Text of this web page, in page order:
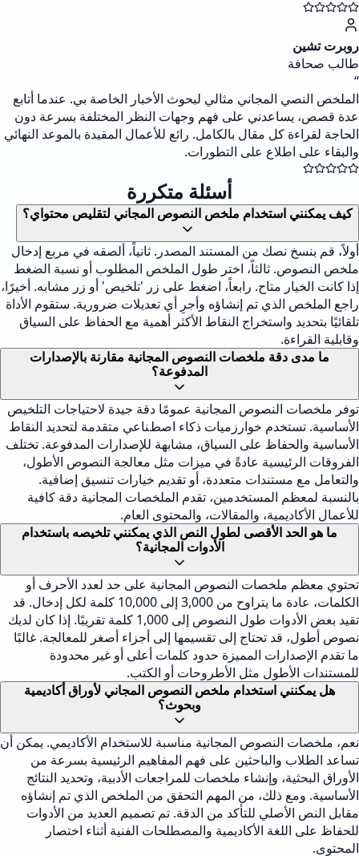
روبرت تشين
طالب صحافة
“
الملخص النصي المجاني مثالي لبحوث الأخبار الخاصة بي. عندما أتابع
عدة قصص، يساعدني على فهم وجهات النظر المختلفة بسرعة دون
الحاجة لقراءة كل مقال بالكامل. رائع للأعمال المقيدة بالموعد النهائي
والبقاء على اطلاع على التطورات.
أسئلة متكررة
كيف يمكنني استخدام ملخص النصوص المجاني لتقليص محتواي؟
أولاً، قم بنسخ نصك من المستند المصدر. ثانياً، ألصقه في مربع إدخال
ملخص النصوص. ثالثاً، اختر طول الملخص المطلوب أو نسبة الضغط
إذا كانت الخيار متاح. رابعاً، اضغط على زر 'تلخيص' أو زر مشابه. أخيرًا،
راجع الملخص الذي تم إنشاؤه وأجرِ أي تعديلات ضرورية. ستقوم الأداة
تلقائيًا بتحديد واستخراج النقاط الأكثر أهمية مع الحفاظ على السياق
وقابلية القراءة.
ما مدى دقة ملخصات النصوص المجانية مقارنة بالإصدارات
المدفوعة؟
توفر ملخصات النصوص المجانية عمومًا دقة جيدة لاحتياجات التلخيص
الأساسية. تستخدم خوارزميات ذكاء اصطناعي متقدمة لتحديد النقاط
الأساسية والحفاظ على السياق، مشابهة للإصدارات المدفوعة. تختلف
الفروقات الرئيسية عادةً في ميزات مثل معالجة النصوص الأطول،
والتعامل مع مستندات متعددة، أو تقديم خيارات تنسيق إضافية.
بالنسبة لمعظم المستخدمين، تقدم الملخصات المجانية دقة كافية
للأعمال الأكاديمية، والمقالات، والمحتوى العام.
ما هو الحد الأقصى لطول النص الذي يمكنني تلخيصه باستخدام
الأدوات المجانية؟
تحتوي معظم ملخصات النصوص المجانية على حد لعدد الأحرف أو
الكلمات، عادة ما يتراوح من 3,000 إلى 10,000 كلمة لكل إدخال. قد
تقيد بعض الأدوات طول النصوص إلى 1,000 كلمة تقريبًا. إذا كان لديك
نصوص أطول، قد تحتاج إلى تقسيمها إلى أجزاء أصغر للمعالجة. غالبًا
ما تقدم الإصدارات المميزة حدود كلمات أعلى أو غير محدودة
للمستندات الأطول مثل الأطروحات أو الكتب.
هل يمكنني استخدام ملخص النصوص المجاني لأوراق أكاديمية
وبحوث؟
نعم، ملخصات النصوص المجانية مناسبة للاستخدام الأكاديمي. يمكن أن
تساعد الطلاب والباحثين على فهم المفاهيم الرئيسية بسرعة من
الأوراق البحثية، وإنشاء ملخصات للمراجعات الأدبية، وتحديد النتائج
الأساسية. ومع ذلك، من المهم التحقق من الملخص الذي تم إنشاؤه
مقابل النص الأصلي للتأكد من الدقة. تم تصميم العديد من الأدوات
للحفاظ على اللغة الأكاديمية والمصطلحات الفنية أثناء اختصار
المحتوى.